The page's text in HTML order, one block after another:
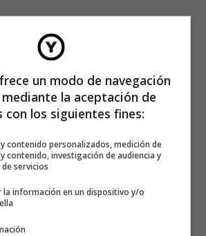
un modo de navegación
la aceptación de
con los siguientes fines:
contenido personalizados, medición de
contenido, investigación de audiencia y
servicios
la información en un dispositivo y/o